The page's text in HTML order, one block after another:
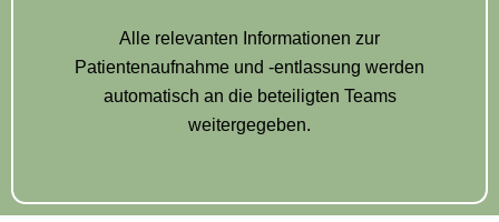
Alle relevanten Informationen zur
Patientenaufnahme und -entlassung werden
automatisch an die beteiligten Teams
weitergegeben.